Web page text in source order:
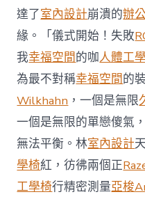
達了室內設計崩潰的辦
緣。「儀式開始！失敗
我幸福空間的咖人體工
為最不對稱幸福空間的
Wilkhahn ，一個是無限
一個是無限的單戀傻氣
無法平衡。林室內設計
學椅紅，彷彿兩個正
工學椅行精密測量亞梭